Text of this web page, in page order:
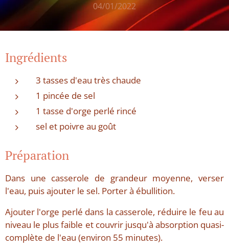
04/01/2022
Ingrédients
3 tasses d'eau très chaude
1 pincée de sel
1 tasse d'orge perlé rincé
sel et poivre au goût
Préparation
Dans une casserole de grandeur moyenne, verser
l'eau, puis ajouter le sel. Porter à ébullition.
Ajouter l'orge perlé dans la casserole, réduire le feu au
niveau le plus faible et couvrir jusqu'à absorption quasi-
complète de l'eau (environ 55 minutes).